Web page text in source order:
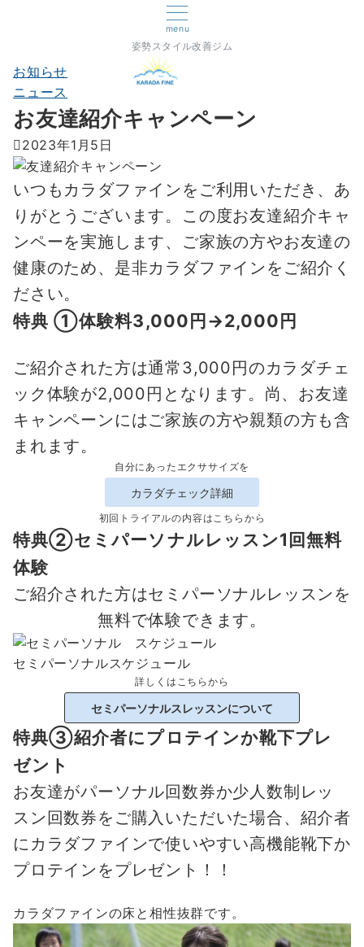
menu
姿勢スタイル改善ジム
お知らせ
ニュース
お友達紹介キャンペーン
2023年1月5日
いつもカラダファインをご利用いただき、あ
りがとうございます。この度お友達紹介キャ
ンペーを実施します、ご家族の方やお友達の
健康のため、是非カラダファインをご紹介く
ださい。
特典 ①体験料3,000円→2,000円
ご紹介された方は通常3,000円のカラダチェ
ック体験が2,000円となります。尚、お友達
キャンペーンにはご家族の方や親類の方も含
まれます。
自分にあったエクササイズを
カラダチェック詳細
初回トライアルの内容はこちらから
特典②セミパーソナルレッスン1回無料
体験
ご紹介された方はセミパーソナルレッスンを
無料で体験できます。
セミパーソナルスケジュール
詳しくはこちらから
セミパーソナルスレッスンについて
特典③紹介者にプロテインか靴下プレ
ゼント
お友達がパーソナル回数券か少人数制レッ
スン回数券をご購入いただいた場合、紹介者
にカラダファインで使いやすい高機能靴下か
プロテインをプレゼント！！
カラダファインの床と相性抜群です。